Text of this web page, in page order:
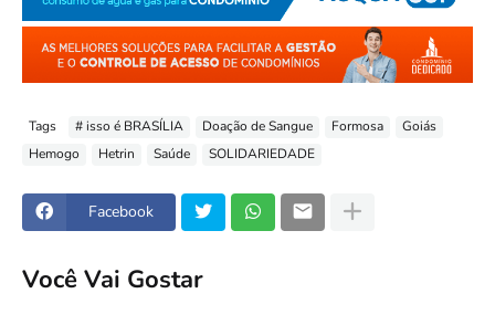
Tags # isso é BRASÍLIA Doação de Sangue Formosa
Goiás
Hemogo
Hetrin Saúde SOLIDARIEDADE
Facebook
Você Vai Gostar